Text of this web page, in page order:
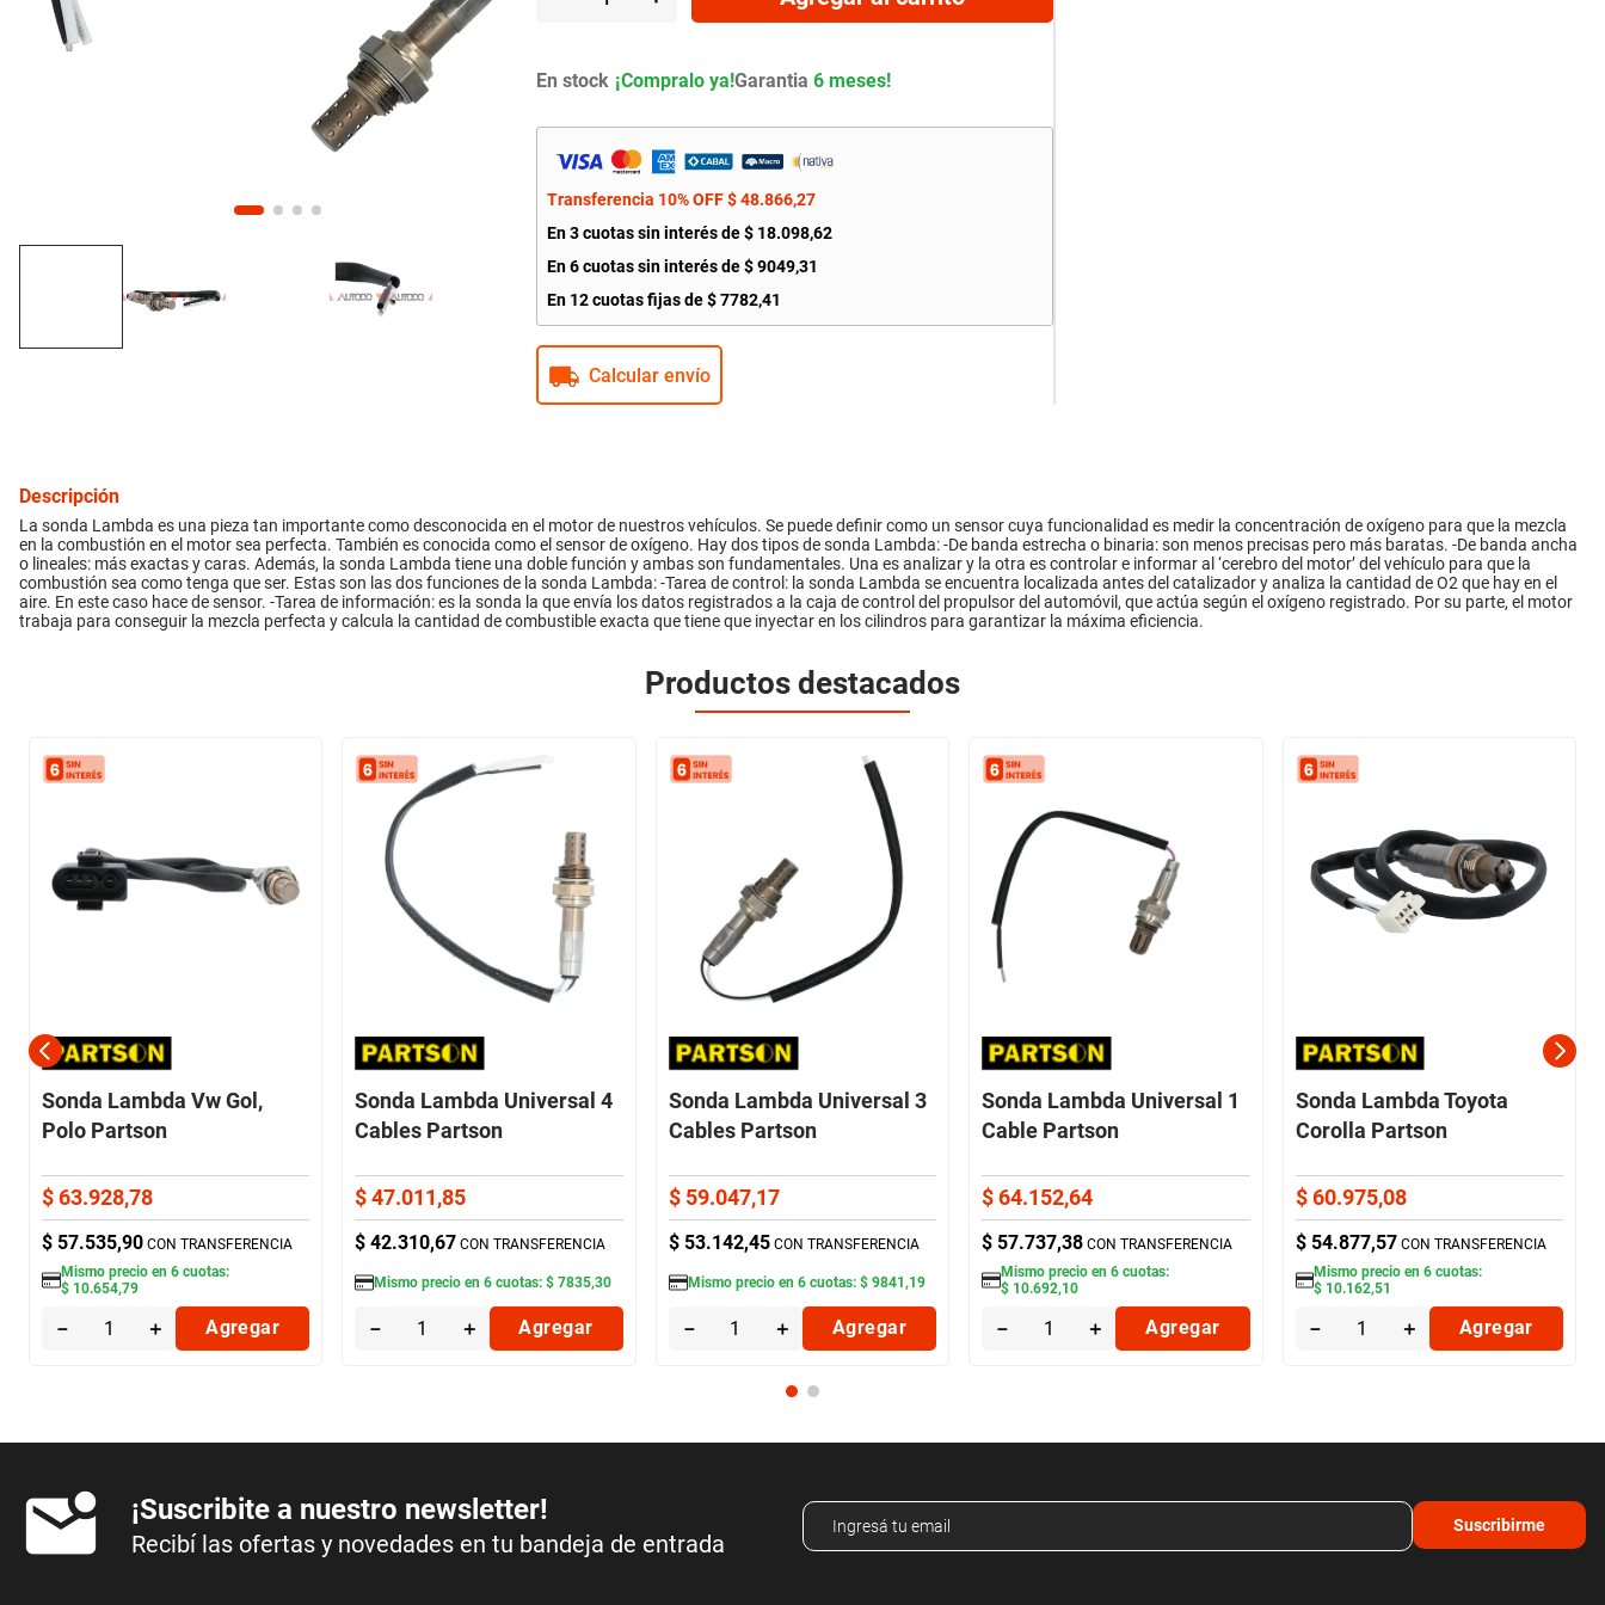
inyección
refrigeración
equipamiento
En stock Garantia 6 meses!
Transferencia 10% OFF$48.866,27
En3cuotas sin interés de$ 18.098,62
En6cuotas sin interés de$9049,31
En 12cuotas fijas de$7782,41
Calcular envío
Descripción
La sonda Lambda es una pieza tan importante como desconocida en el motor de nuestros vehículos. Se puede definir como un sensor cuya funcionalidad es medir la concentración de oxígeno para que la mezcla
en la combustión en el motor sea perfecta. También es conocida como el sensor de oxígeno. Hay dos tipos de sonda Lambda: -De banda estrecha o binaria: son menos precisas pero más baratas. -De banda ancha
o lineales: más exactas y caras. Además, la sonda Lambda tiene una doble función y ambas son fundamentales. Una es analizar y la otra es controlar e informar al ‘cerebro del motor’ del vehículo para que la
combustión sea como tenga que ser. Estas son las dos funciones de la sonda Lambda: -Tarea de control: la sonda Lambda se encuentra localizada antes del catalizador y analiza la cantidad de O2 que hay en el
aire. En este caso hace de sensor. -Tarea de información: es la sonda la que envía los datos registrados a la caja de control del propulsor del automóvil, que actúa según el oxígeno registrado. Por su parte, el motor
trabaja para conseguir la mezcla perfecta y calcula la cantidad de combustible exacta que tiene que inyectar en los cilindros para garantizar la máxima eficiencia.
Productos destacados
Sonda Lambda Vw Gol,
Polo Partson
$63.928,78
$ 57.535,90 CON TRANSFERENCIA
Mismo precio en 6cuotas:
$ 10.654,79
＋
－ Agregar
Sonda Lambda Universal 4
Cables Partson
$ 47.011,85
$ 42.310,67 CON TRANSFERENCIA
Mismo precio en6 cuotas:$ 7835,30
＋
－ Agregar
Sonda Lambda Universal 3
Cables Partson
$ 59.047,17
$ 53.142,45 CON TRANSFERENCIA
Mismo precio en 6cuotas: $ 9841 ,19
＋
－ Agregar
Sonda Lambda Universal 1
Cable Partson
$64.152,64
$ 57.737,38 CON TRANSFERENCIA
Mismo precio en6 cuotas:
$ 10.692,10
＋
－ Agregar
Sonda Lambda Toyota
Corolla Partson
$ 60.975,08
$ 54.877,57 CON TRANSFERENCIA
Mismo precio en6 cuotas:
$ 10.162,51
＋
－ Agregar
¡Suscribite a nuestro newsletter!
Recibí las ofertas y novedades en tu bandeja de entrada
Suscribirme